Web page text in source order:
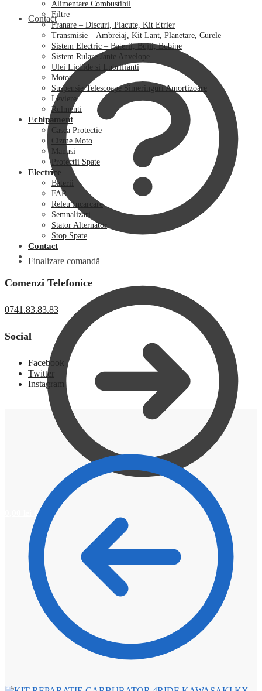
Contact
Finalizare comandă
0
Alimentare Combustibil
Filtre
Franare – Discuri, Placute, Kit Etrier
Transmisie – Ambreiaj, Kit Lant, Planetare, Curele
Sistem Electric – Baterii, Bujii, Bobine
Sistem Rulare Jante Anvelope
Ulei Lichide si Lubrifianti
Motor
Suspensie Telescoape Simeringuri Amortizoare
Leviere
Rulmenti
Echipament
Casca Protectie
Cizme Moto
Manusi
Protectii Spate
Electrice
Baterii
FAR
Releu Incarcare
Semnalizari
Stator Alternator
Stop Spate
Contact
Comenzi Telefonice
0741.83.83.83
Social
Facebook
Twitter
Instagram